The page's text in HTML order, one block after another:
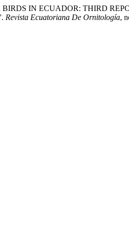
BIRDS IN ECUADOR: THIRD
Revista Ecuatoriana De Ornitología,